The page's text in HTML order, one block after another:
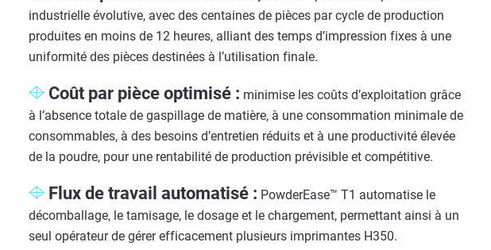
industrielle évolutive, avec des centaines de pièces par cycle de production
produites en moins de 12 heures, alliant des temps d’impression fixes à une
uniformité des pièces destinées à l’utilisation finale.
Coût par pièce optimisé : minimise les coûts d’exploitation grâce
à l’absence totale de gaspillage de matière, à une consommation minimale de
consommables, à des besoins d’entretien réduits et à une productivité élevée
de la poudre, pour une rentabilité de production prévisible et compétitive.
Flux de travail automatisé : PowderEase™ T1 automatise le
décomballage, le tamisage, le dosage et le chargement, permettant ainsi à un
seul opérateur de gérer efficacement plusieurs imprimantes H350.